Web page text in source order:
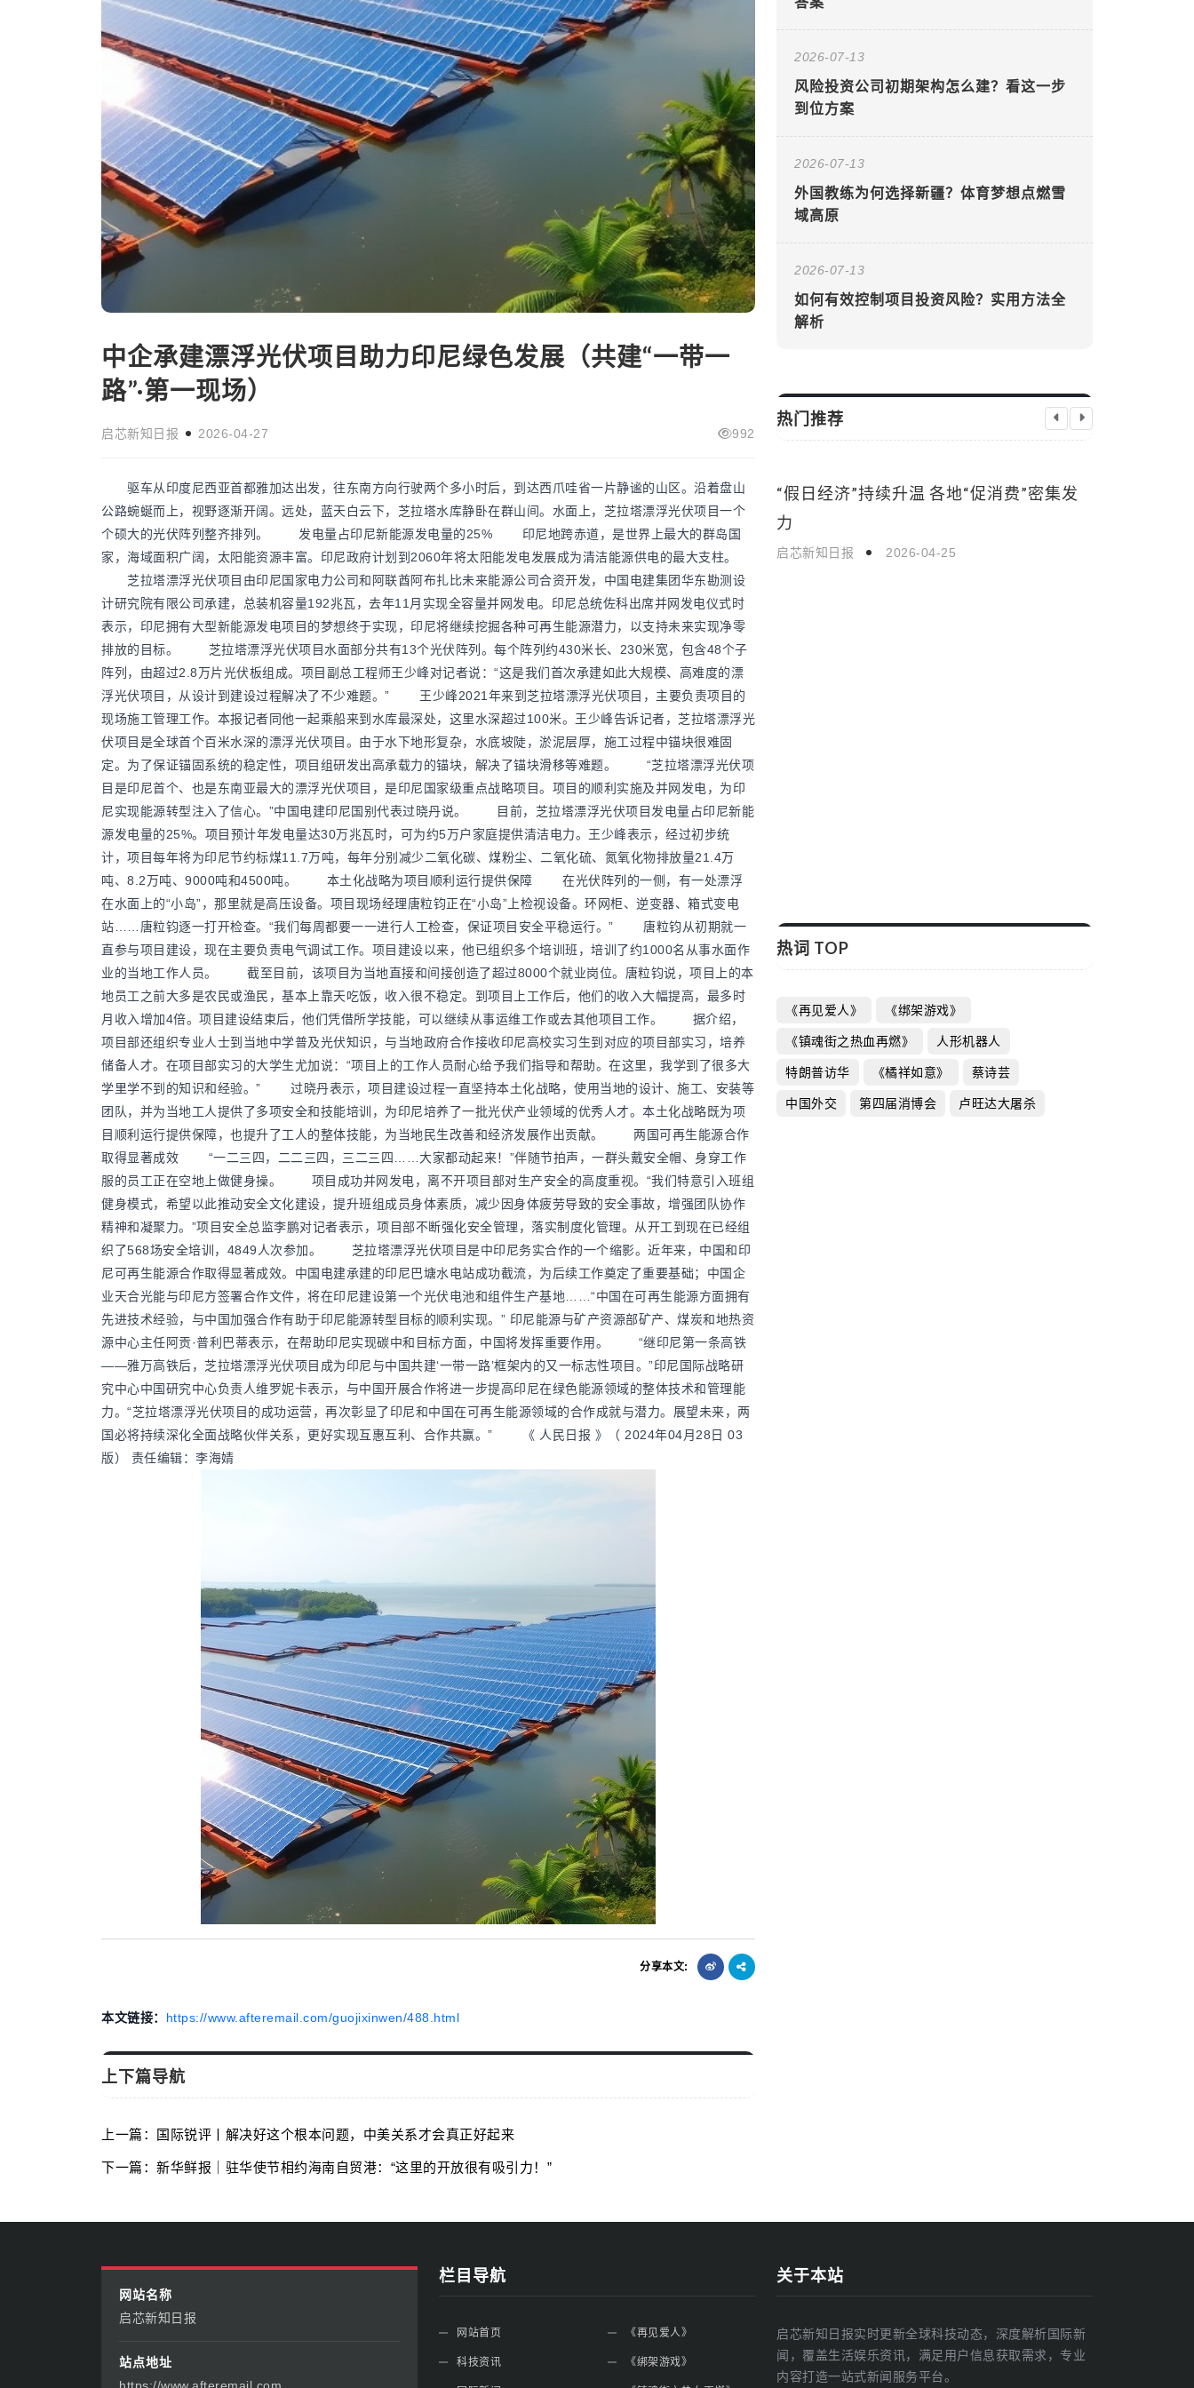
中企承建漂浮光伏项目助力印尼绿色发展（共建“一带一
路”·第一现场）
启芯新知日报 2026-04-27 992
驱车从印度尼西亚首都雅加达出发，往东南方向行驶两个多小时后，到达西爪哇省一片静谧的山区。沿着盘山
公路蜿蜒而上，视野逐渐开阔。远处，蓝天白云下，芝拉塔水库静卧在群山间。水面上，芝拉塔漂浮光伏项目一个
个硕大的光伏阵列整齐排列。 发电量占印尼新能源发电量的25% 印尼地跨赤道，是世界上最大的群岛国
家，海域面积广阔，太阳能资源丰富。印尼政府计划到2060年将太阳能发电发展成为清洁能源供电的最大支柱。
芝拉塔漂浮光伏项目由印尼国家电力公司和阿联酋阿布扎比未来能源公司合资开发，中国电建集团华东勘测设
计研究院有限公司承建，总装机容量192兆瓦，去年11月实现全容量并网发电。印尼总统佐科出席并网发电仪式时
表示，印尼拥有大型新能源发电项目的梦想终于实现，印尼将继续挖掘各种可再生能源潜力，以支持未来实现净零
排放的目标。 芝拉塔漂浮光伏项目水面部分共有13个光伏阵列。每个阵列约430米长、230米宽，包含48个子
阵列，由超过2.8万片光伏板组成。项目副总工程师王少峰对记者说：“这是我们首次承建如此大规模、高难度的漂
浮光伏项目，从设计到建设过程解决了不少难题。” 王少峰2021年来到芝拉塔漂浮光伏项目，主要负责项目的
现场施工管理工作。本报记者同他一起乘船来到水库最深处，这里水深超过100米。王少峰告诉记者，芝拉塔漂浮光
伏项目是全球首个百米水深的漂浮光伏项目。由于水下地形复杂，水底坡陡，淤泥层厚，施工过程中锚块很难固
定。为了保证锚固系统的稳定性，项目组研发出高承载力的锚块，解决了锚块滑移等难题。 “芝拉塔漂浮光伏项
目是印尼首个、也是东南亚最大的漂浮光伏项目，是印尼国家级重点战略项目。项目的顺利实施及并网发电，为印
尼实现能源转型注入了信心。”中国电建印尼国别代表过晓丹说。 目前，芝拉塔漂浮光伏项目发电量占印尼新能
源发电量的25%。项目预计年发电量达30万兆瓦时，可为约5万户家庭提供清洁电力。王少峰表示，经过初步统
计，项目每年将为印尼节约标煤11.7万吨，每年分别减少二氧化碳、煤粉尘、二氧化硫、氮氧化物排放量21.4万
吨、8.2万吨、9000吨和4500吨。 本土化战略为项目顺利运行提供保障 在光伏阵列的一侧，有一处漂浮
在水面上的“小岛”，那里就是高压设备。项目现场经理唐粒钧正在“小岛”上检视设备。环网柜、逆变器、箱式变电
站……唐粒钧逐一打开检查。“我们每周都要一一进行人工检查，保证项目安全平稳运行。” 唐粒钧从初期就一
直参与项目建设，现在主要负责电气调试工作。项目建设以来，他已组织多个培训班，培训了约1000名从事水面作
业的当地工作人员。 截至目前，该项目为当地直接和间接创造了超过8000个就业岗位。唐粒钧说，项目上的本
地员工之前大多是农民或渔民，基本上靠天吃饭，收入很不稳定。到项目上工作后，他们的收入大幅提高，最多时
月收入增加4倍。项目建设结束后，他们凭借所学技能，可以继续从事运维工作或去其他项目工作。 据介绍，
项目部还组织专业人士到当地中学普及光伏知识，与当地政府合作接收印尼高校实习生到对应的项目部实习，培养
储备人才。在项目部实习的大学生尤加说：“项目上的工作人员耐心给予我们指导和帮助。在这里，我学到了很多大
学里学不到的知识和经验。” 过晓丹表示，项目建设过程一直坚持本土化战略，使用当地的设计、施工、安装等
团队，并为当地工人提供了多项安全和技能培训，为印尼培养了一批光伏产业领域的优秀人才。本土化战略既为项
目顺利运行提供保障，也提升了工人的整体技能，为当地民生改善和经济发展作出贡献。 两国可再生能源合作
取得显著成效 “一二三四，二二三四，三二三四……大家都动起来！”伴随节拍声，一群头戴安全帽、身穿工作
服的员工正在空地上做健身操。 项目成功并网发电，离不开项目部对生产安全的高度重视。“我们特意引入班组
健身模式，希望以此推动安全文化建设，提升班组成员身体素质，减少因身体疲劳导致的安全事故，增强团队协作
精神和凝聚力。”项目安全总监李鹏对记者表示，项目部不断强化安全管理，落实制度化管理。从开工到现在已经组
织了568场安全培训，4849人次参加。 芝拉塔漂浮光伏项目是中印尼务实合作的一个缩影。近年来，中国和印
尼可再生能源合作取得显著成效。中国电建承建的印尼巴塘水电站成功截流，为后续工作奠定了重要基础；中国企
业天合光能与印尼方签署合作文件，将在印尼建设第一个光伏电池和组件生产基地……“中国在可再生能源方面拥有
先进技术经验，与中国加强合作有助于印尼能源转型目标的顺利实现。” 印尼能源与矿产资源部矿产、煤炭和地热资
源中心主任阿贡·普利巴蒂表示，在帮助印尼实现碳中和目标方面，中国将发挥重要作用。 “继印尼第一条高铁
——雅万高铁后，芝拉塔漂浮光伏项目成为印尼与中国共建‘一带一路’框架内的又一标志性项目。”印尼国际战略研
究中心中国研究中心负责人维罗妮卡表示，与中国开展合作将进一步提高印尼在绿色能源领域的整体技术和管理能
力。“芝拉塔漂浮光伏项目的成功运营，再次彰显了印尼和中国在可再生能源领域的合作成就与潜力。展望未来，两
国必将持续深化全面战略伙伴关系，更好实现互惠互利、合作共赢。” 《 人民日报 》（ 2024年04月28日 03
版） 责任编辑：李海婧
分享本文:
本文链接： https://www.afteremail.com/guojixinwen/488.html
上下篇导航
上一篇：国际锐评丨解决好这个根本问题，中美关系才会真正好起来
下一篇：新华鲜报｜驻华使节相约海南自贸港：“这里的开放很有吸引力！”
2026-07-13
风险投资公司初期架构怎么建？看这一步
到位方案
2026-07-13
外国教练为何选择新疆？体育梦想点燃雪
域高原
2026-07-13
如何有效控制项目投资风险？实用方法全
解析
热门推荐
新高 物价上
国际新闻
美国政治分歧加剧 两党争斗威胁民主根基 国际新闻
国际观察丨非洲国家为何要求西方驻军撤
离
启芯新知日报 2026-04-26
国际新闻
“假日经济”持续升温 各地“促消费”密集发
力
启芯新知日报 2026-04-25
热词 TOP
《再见爱人》 《绑架游戏》
《镇魂街之热血再燃》 人形机器人
特朗普访华 《橘祥如意》 蔡诗芸
中国外交 第四届消博会 卢旺达大屠杀
网站名称
启芯新知日报
站点地址
栏目导航
网站首页
科技资讯
《再见爱人》
《绑架游戏》
关于本站
启芯新知日报实时更新全球科技动态，深度解析国际新
闻，覆盖生活娱乐资讯，满足用户信息获取需求，专业
内容打造一站式新闻服务平台。